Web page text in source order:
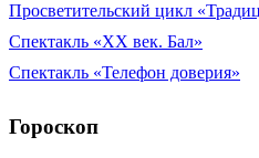
Просветительский цикл
Спектакль «XX век. Бал»
Спектакль «Телефон доверия»
Гороскоп